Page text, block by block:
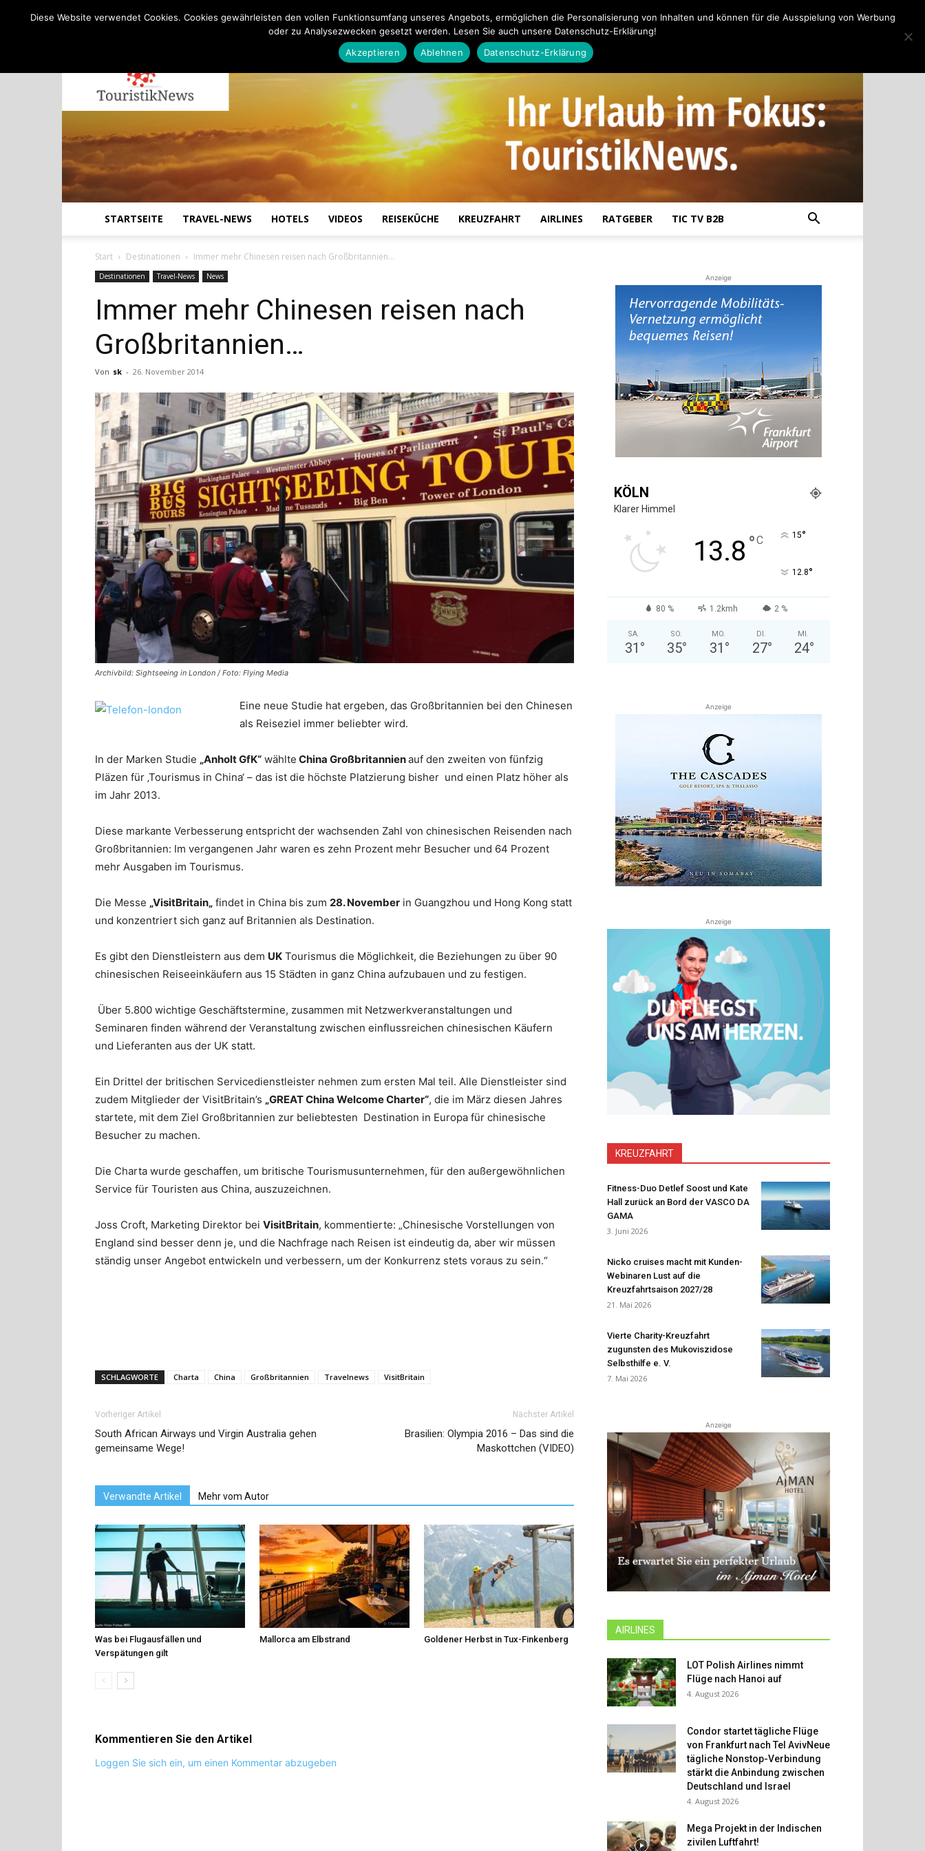
Touristiknews
und
Reiseempfehlungen.
STARTSEITE TRAVEL-NEWS HOTELS VIDEOS REISEKÜCHE KREUZFAHRT AIRLINES RATGEBER TIC TV B2B
Start Destinationen Immer mehr Chinesen reisen nach Großbritannien…
Destinationen Travel-News News
Immer mehr Chinesen reisen nach
Großbritannien…
Von sk - 26. November 2014
Archivbild: Sightseeing in London / Foto: Flying Media
Eine neue Studie hat ergeben, das Großbritannien bei den Chinesen
als Reiseziel immer beliebter wird.
In der Marken Studie „Anholt GfK“ wählte China Großbritannienauf den zweiten von fünfzig
Pläzen für ‚Tourismus in China‘ – das ist die höchste Platzierung bisher und einen Platz höher als
im Jahr 2013.
Diese markante Verbesserung entspricht der wachsenden Zahl von chinesischen Reisenden nach
Großbritannien: Im vergangenen Jahr waren es zehn Prozent mehr Besucher und 64 Prozent
mehr Ausgaben im Tourismus.
Die Messe „VisitBritain„ findet in China bis zum 28. November in Guangzhou und Hong Kong statt
und konzentriert sich ganz auf Britannien als Destination.
Es gibt den Dienstleistern aus dem UK Tourismus die Möglichkeit, die Beziehungen zu über 90
chinesischen Reiseeinkäufern aus 15 Städten in ganz China aufzubauen und zu festigen.
Über 5.800 wichtige Geschäftstermine, zusammen mit Netzwerkveranstaltungen und
Seminaren finden während der Veranstaltung zwischen einflussreichen chinesischen Käufern
und Lieferanten aus der UK statt.
Ein Drittel der britischen Servicedienstleister nehmen zum ersten Mal teil. Alle Dienstleister sind
zudem Mitglieder der VisitBritain’s „GREATChina WelcomeCharter“, die im März diesen Jahres
startete, mit dem Ziel Großbritannien zur beliebtesten Destination in Europa für chinesische
Besucher zu machen.
Die Charta wurde geschaffen, um britische Tourismusunternehmen, für den außergewöhnlichen
Service für Touristen aus China, auszuzeichnen.
Joss Croft, Marketing Direktor bei VisitBritain, kommentierte: „Chinesische Vorstellungen von
England sind besser denn je, und die Nachfrage nach Reisen ist eindeutig da, aber wir müssen
ständig unser Angebot entwickeln und verbessern, um der Konkurrenz stets voraus zu sein.“
SCHLAGWORTE Charta China Großbritannien Travelnews VisitBritain
Vorheriger Artikel
South African Airways und Virgin Australia gehen
gemeinsame Wege!
Nächster Artikel
Brasilien: Olympia 2016 – Das sind die
Maskottchen (VIDEO)
Verwandte Artikel Mehr vom Autor
Was bei Flugausfällen und
Verspätungen gilt
Mallorca am Elbstrand Goldener Herbst in Tux-Finkenberg
Kommentieren Sie den Artikel
Loggen Sie sich ein, um einen Kommentar abzugeben
Anzeige
KÖLN
Klarer Himmel
13.8 °C 15°
12.8°
80 % 1.2kmh 2 %
SA.
31 °
SO.
35°
MO.
31 °
DI.
27°
MI.
24°
Anzeige
Anzeige
KREUZFAHRT
Fitness-Duo Detlef Soost und Kate
Hall zurück an Bord der VASCO DA
GAMA
3. Juni 2026
Nicko cruises macht mit Kunden-
Webinaren Lust auf die
Kreuzfahrtsaison 2027/28
21. Mai 2026
Vierte Charity-Kreuzfahrt
zugunsten des Mukoviszidose
Selbsthilfe e. V.
7. Mai 2026
Anzeige
AIRLINES
LOT Polish Airlines nimmt
Flüge nach Hanoi auf
4. August 2026
Condor startet tägliche Flüge
von Frankfurt nach Tel AvivNeue
tägliche Nonstop-Verbindung
stärkt die Anbindung zwischen
Deutschland und Israel
4. August 2026
Mega Projekt in der Indischen
zivilen Luftfahrt!
Diese Website verwendet Cookies. Cookies gewährleisten den vollen Funktionsumfang unseres Angebots, ermöglichen die Personalisierung von Inhalten und können für die Ausspielung von Werbung
oder zu Analysezwecken gesetzt werden. Lesen Sie auch unsere Datenschutz-Erklärung!
Akzeptieren
Ablehnen Datenschutz-Erklärung